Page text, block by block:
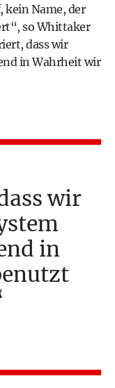
Name, der
so Whittaker
dass wir
in Wahrheit wir
wir
in